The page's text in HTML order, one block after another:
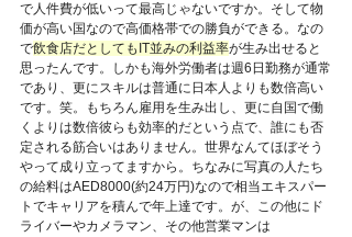
で人件費が低いって最高じゃないですか。そして物
価が高い国なので高価格帯での勝負ができる。なの
で飲食店だとしてもIT並みの利益率が生み出せると
思ったんです。しかも海外労働者は週6日勤務が通常
であり、更にスキルは普通に日本人よりも数倍高い
です。笑。もちろん雇用を生み出し、更に自国で働
くよりは数倍彼らも効率的だという点で、誰にも否
定される筋合いはありません。世界なんてほぼそう
やって成り立ってますから。ちなみに写真の人たち
の給料はAED8000(約24万円)なので相当エキスパー
トでキャリアを積んで年上達です。が、この他にド
ライバーやカメラマン、その他営業マンは